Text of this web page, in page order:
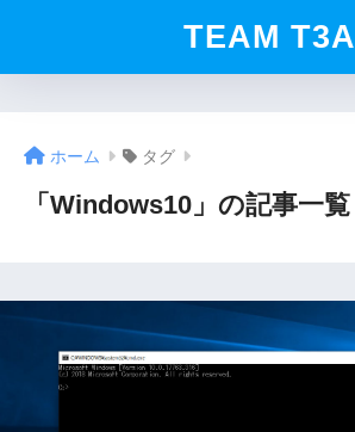
TEAM T3A
ホーム タグ
「Windows10」の記事一覧